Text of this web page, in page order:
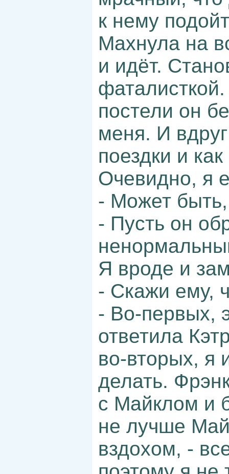
к нему
Махнула на
и идёт.
постели он
меня. И
поездки и
Очевидно, я
- Может быть,
- Пусть он
Я вроде и
- Скажи ему,
- Во-первых,
ответила
во-вторых, я
делать.
с Майклом и
не лучше
вздохом, -